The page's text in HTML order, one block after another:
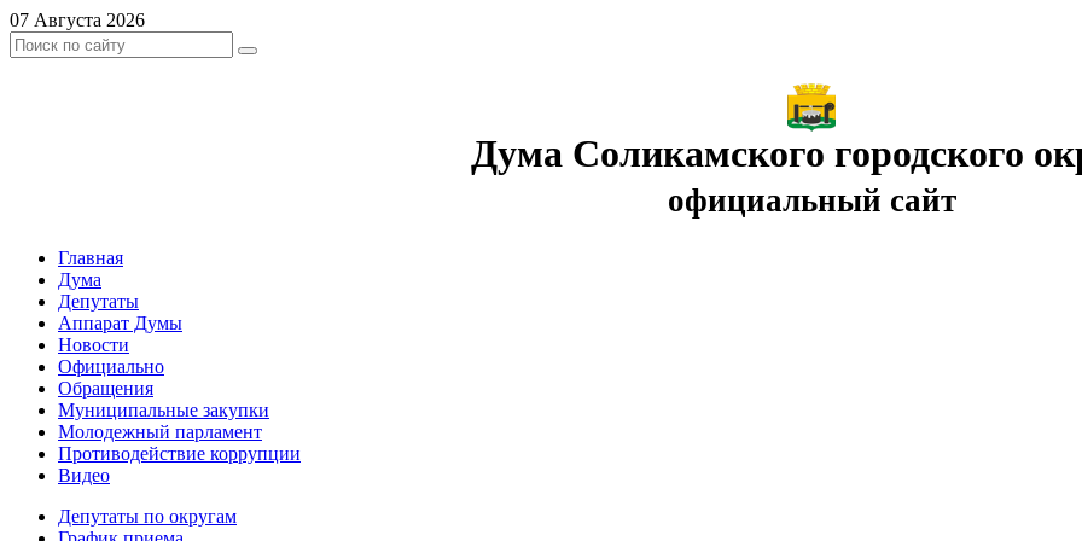
07 Августа 2026
Дума Соликамского городского
официальный сайт
Главная
Дума
Депутаты
Аппарат Думы
Новости
Официально
Обращения
Муниципальные закупки
Молодежный парламент
Противодействие коррупции
Видео
Депутаты по округам